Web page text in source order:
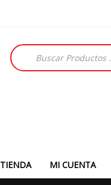
Búsqueda
de
productos
TIENDA MI CUENTA